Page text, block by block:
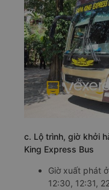
c. Lộ trình, giờ khởi
King Express Bus
Giờ xuất phát
12:30, 12:31,